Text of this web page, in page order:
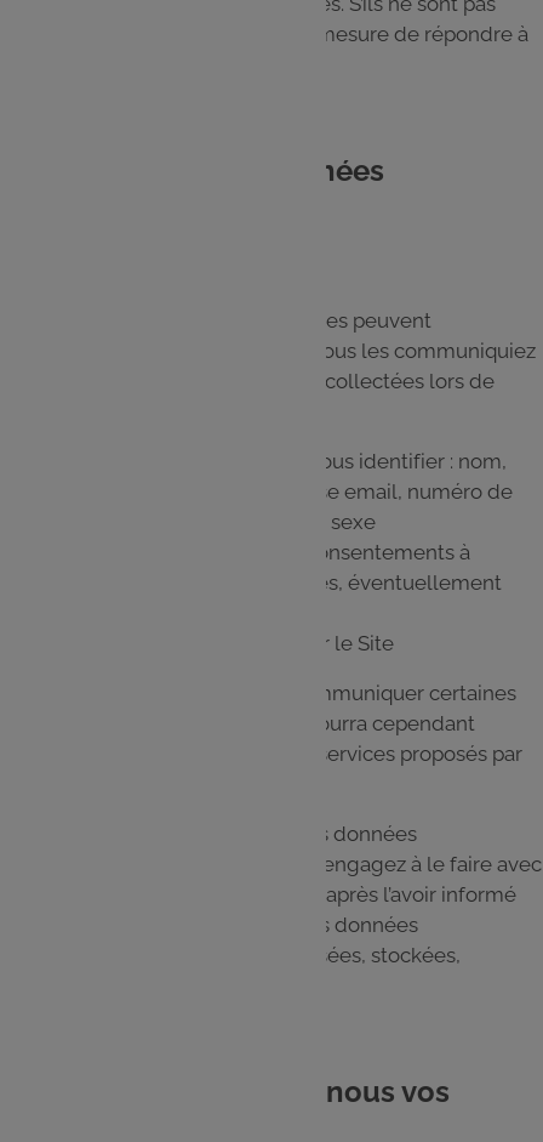
remplis, le GALEC ne sera pas en mesure de répondre à
4. Quelles sont les données
Les Données Personnelles suivantes peuvent
notamment être collectées, que vous les communiquiez
volontairement, ou qu’elles soient collectées lors de
Les données permettant de vous identifier : nom,
prénom, adresse postale, adresse email, numéro de
téléphone, mot de passe, âge et sexe
Les données relatives à vos consentements à
recevoir des offres commerciales, éventuellement
Les données de navigation sur le Site
Vous pouvez choisir de ne pas communiquer certaines
données personnelles, ce choix pourra cependant
empêcher l’utilisation de certains services proposés par
Dans le cas où vous renseignez les données
personnelles d’un tiers, vous vous engagez à le faire avec
le consentement de ce dernier, et après l’avoir informé
des conditions dans lesquelles ses données
personnelles sont recueillies, utilisées, stockées,
5. Pourquoi collectons-nous vos